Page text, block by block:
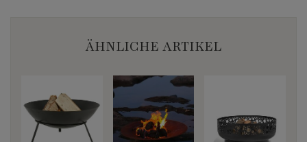
ÄHNLICHE ARTIKEL